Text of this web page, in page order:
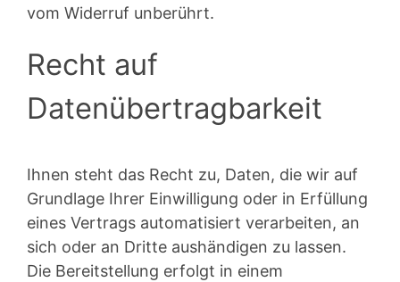
vom Widerruf unberührt.
Recht auf
Datenübertragbarkeit
Ihnen steht das Recht zu, Daten, die wir auf
Grundlage Ihrer Einwilligung oder in Erfüllung
eines Vertrags automatisiert verarbeiten, an
sich oder an Dritte aushändigen zu lassen.
Die Bereitstellung erfolgt in einem